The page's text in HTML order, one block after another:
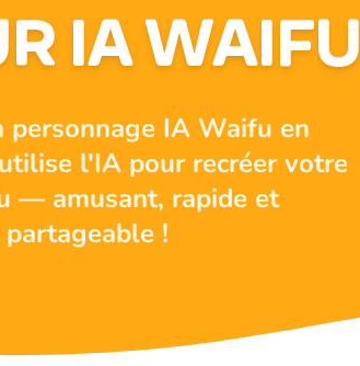
IA WAIFU
IA Waifu en
l'IA pour recréer votre
— amusant, rapide et
!